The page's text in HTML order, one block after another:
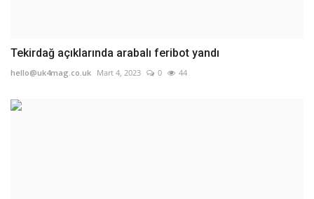
Tekirdağ açıklarında arabalı feribot yandı
hello@uk4mag.co.uk Mart 4, 2023 0 44